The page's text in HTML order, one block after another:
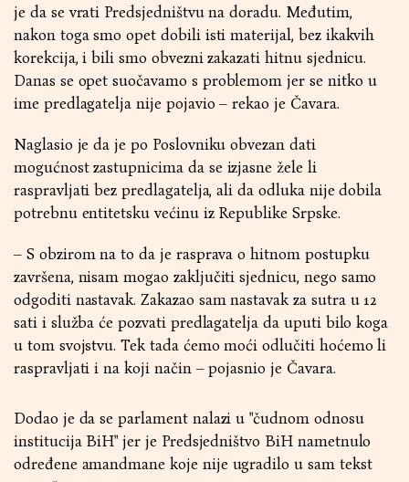
je da se vrati Predsjedništvu na doradu. Međutim,
nakon toga smo opet dobili isti materijal, bez ikakvih
korekcija, i bili smo obvezni zakazati hitnu sjednicu.
Danas se opet suočavamo s problemom jer se nitko u
ime predlagatelja nije pojavio – rekao je Čavara.
Naglasio je da je po Poslovniku obvezan dati
mogućnost zastupnicima da se izjasne žele li
raspravljati bez predlagatelja, ali da odluka nije dobila
potrebnu entitetsku većinu iz Republike Srpske.
– S obzirom na to da je rasprava o hitnom postupku
završena, nisam mogao zaključiti sjednicu, nego samo
odgoditi nastavak. Zakazao sam nastavak za sutra u 12
sati i služba će pozvati predlagatelja da uputi bilo koga
u tom svojstvu. Tek tada ćemo moći odlučiti hoćemo li
raspravljati i na koji način – pojasnio je Čavara.
Dodao je da se parlament nalazi u "čudnom odnosu
institucija BiH" jer je Predsjedništvo BiH nametnulo
određene amandmane koje nije ugradilo u sam tekst